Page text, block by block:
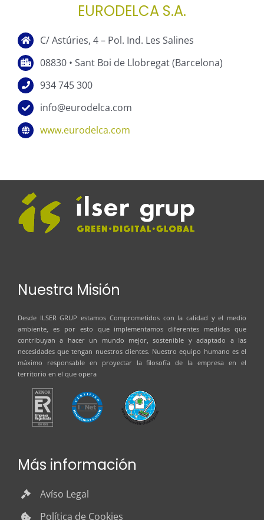
EURODELCA S.A.
C/ Astúries, 4 – Pol. Ind. Les Salines
08830 • Sant Boi de Llobregat (Barcelona)
934 745 300
info@eurodelca.com
www.eurodelca.com
Nuestra Misión
Desde ILSER GRUP estamos Comprometidos con la calidad y el medio
ambiente, es por esto que implementamos diferentes medidas que
contribuyan a hacer un mundo mejor, sostenible y adaptado a las
necesidades que tengan nuestros clientes. Nuestro equipo humano es el
máximo responsable en proyectar la filosofía de la empresa en el
territorio en el que opera
Más información
Avíso Legal
Política de Cookies